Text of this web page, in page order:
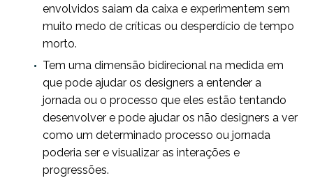
envolvidos saiam da caixa e experimentem sem
muito medo de críticas ou desperdício de tempo
morto.
Tem uma dimensão bidirecional na medida em
que pode ajudar os designers a entender a
jornada ou o processo que eles estão tentando
desenvolver e pode ajudar os não designers a ver
como um determinado processo ou jornada
poderia ser e visualizar as interações e
progressões.